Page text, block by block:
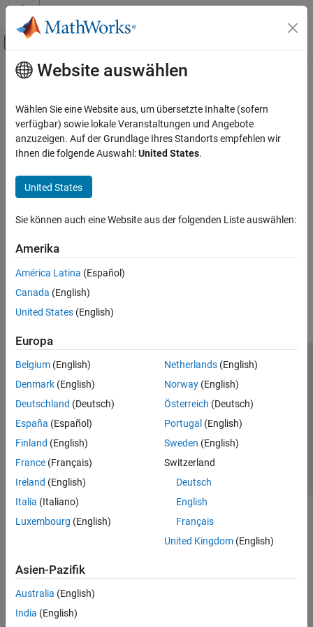
Weiter zum Inhalt
Umschaltung für Off-Canvas-
Startseite der Dokumentation
Hauptinhalt
How useful was this information?
Website auswählen
Wählen Sie eine Website aus, um übersetzte Inhalte (sofern
verfügbar) sowie lokale Veranstaltungen und Angebote
anzuzeigen. Auf der Grundlage Ihres Standorts empfehlen wir
Ihnen die folgende Auswahl:United States.
United States
Sie können auch eine Website aus der folgenden Liste auswählen:
Amerika
América Latina (Español)
Canada (English)
United States (English)
Europa
Belgium (English)
Denmark (English)
Deutschland (Deutsch)
España (Español)
Finland (English)
France (Français)
Ireland (English)
Italia (Italiano)
Luxembourg (English)
Netherlands(English)
Norway(English)
Österreich (Deutsch)
Portugal (English)
Sweden (English)
Switzerland
Deutsch
English
Français
United Kingdom(English)
Asien-Pazifik
Australia (English)
India (English)
Trust Center
Datenschutz-Richtlinien
Datendiebstahl verhindern
Status von Anwendungen
© 1994-2026 The MathWorks, Inc.
Website auswählen
Deutschland